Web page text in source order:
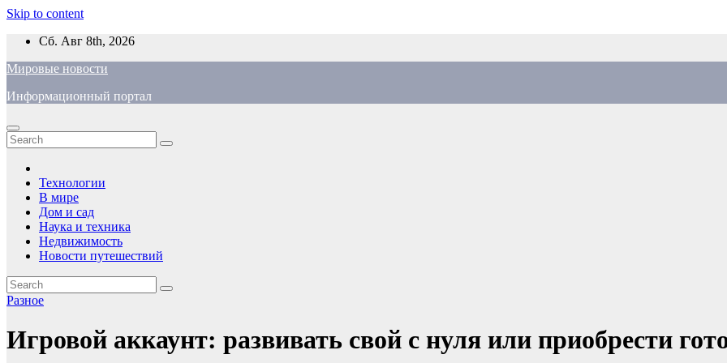
Skip to content
Сб. Авг 8th, 2026
Мировые новости
Информационный портал
Технологии
В мире
Дом и сад
Наука и техника
Недвижимость
Новости путешествий
Разное
Игровой аккаунт: развивать свой с нуля или приобрести